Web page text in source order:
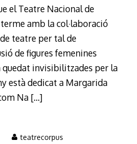
el Teatre Nacional de
amb la col·laboració
teatre per tal de
de figures femenines
quedat invisibilitzades per la
està dedicat a Margarida
Na […]
teatrecorpus